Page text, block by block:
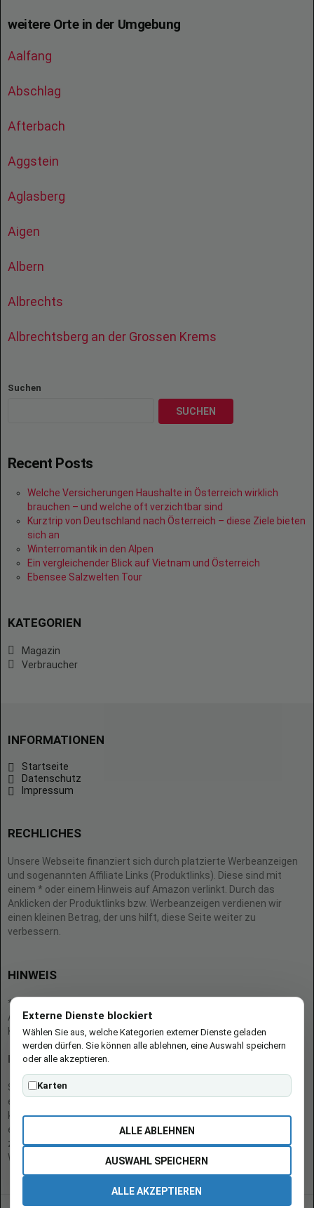
weitere Orte in der Umgebung
Aalfang
Abschlag
Afterbach
Aggstein
Aglasberg
Aigen
Albern
Albrechts
Albrechtsberg an der Grossen Krems
Suchen
SUCHEN
Recent Posts
Welche Versicherungen Haushalte in Österreich wirklich
brauchen – und welche oft verzichtbar sind
Kurztrip von Deutschland nach Österreich – diese Ziele bieten
sich an
Winterromantik in den Alpen
Ein vergleichender Blick auf Vietnam und Österreich
Ebensee Salzwelten Tour
KATEGORIEN
Magazin
Verbraucher
INFORMATIONEN
Startseite
Datenschutz
Impressum
RECHLICHES
Unsere Webseite finanziert sich durch platzierte Werbeanzeigen
und sogenannten Affiliate Links (Produktlinks). Diese sind mit
einem * oder einem Hinweis auf Amazon verlinkt. Durch das
Anklicken der Produktlinks bzw. Werbeanzeigen verdienen wir
einen kleinen Betrag, der uns hilft, diese Seite weiter zu
verbessern.
HINWEIS
* = Afilliate-Link (=Werbung)
Als Amazon-Partner verdient der Seitenbetreiber an qualifizierten
Käufen.
Hinweis zu Preisen und Verfügbarkeiten
Sofern Produktpreise und Verfügbarkeiten angezeigt werden,
entsprechen diese dem angegebenen Stand (Datum/Uhrzeit) und
können sich auf der verlinkten Seite jederzeit ändern. Für den Kauf
eines Produkts gelten die Angaben zu Preis und Verfügbarkeit, die
zum Kaufzeitpunkt [auf der/den maßgeblichen Amazon-
Website(s)] angezeigt werden.
Externe Dienste blockiert
Wählen Sie aus, welche Kategorien externer Dienste geladen
werden dürfen. Sie können alle ablehnen, eine Auswahl speichern
oder alle akzeptieren.
Karten
ALLE ABLEHNEN
AUSWAHL SPEICHERN
ALLE AKZEPTIEREN